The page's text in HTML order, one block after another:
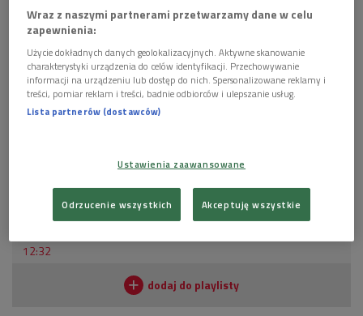
Tadeusz Różewicz Foto: Forum
Aktualnie teksty Różewicza ponownie pojawiają się w polskich
teatrach, jednak poruszenie to, jak przekonywał gość audycji,
POSŁUCHAJ
12:32
Wraz z naszymi partnerami przetwarzamy dane w celu
zapewnienia:
Użycie dokładnych danych geolokalizacyjnych. Aktywne skanowanie
charakterystyki urządzenia do celów identyfikacji. Przechowywanie
informacji na urządzeniu lub dostęp do nich. Spersonalizowane reklamy i
treści, pomiar reklam i treści, badnie odbiorców i ulepszanie usług.
Lista partnerów (dostawców)
Ustawienia zaawansowane
Odrzucenie wszystkich Akceptuję wszystkie